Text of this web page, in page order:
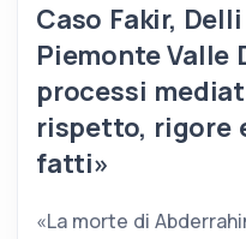
Caso Fakir,
Piemonte Valle
processi
rispetto, rigore
fatti»
«La morte di